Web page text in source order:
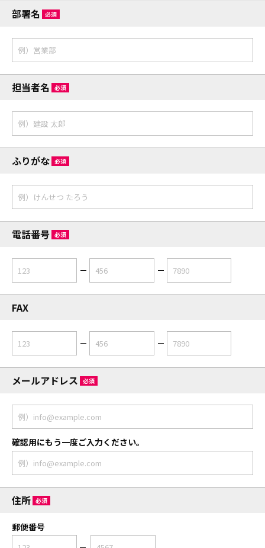
部署名 必須
担当者名 必須
ふりがな 必須
電話番号 必須
FAX
メールアドレス 必須
確認用にもう一度ご入力ください。
住所 必須
郵便番号